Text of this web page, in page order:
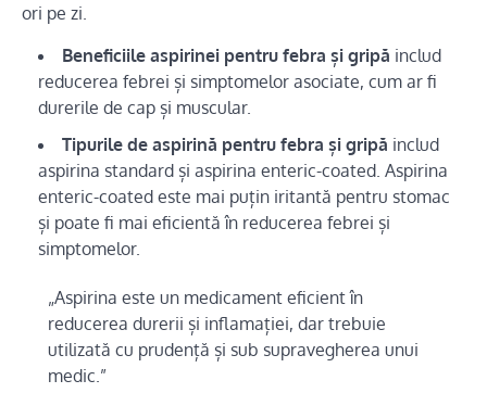
ori pe zi.
Beneficiile aspirinei pentru febra și gripă includ
reducerea febrei și simptomelor asociate, cum ar fi
durerile de cap și muscular.
Tipurile de aspirină pentru febra și gripă includ
aspirina standard și aspirina enteric-coated. Aspirina
enteric-coated este mai puțin iritantă pentru stomac
și poate fi mai eficientă în reducerea febrei și
simptomelor.
„Aspirina este un medicament eficient în
reducerea durerii și inflamației, dar trebuie
utilizată cu prudență și sub supravegherea unui
medic.”